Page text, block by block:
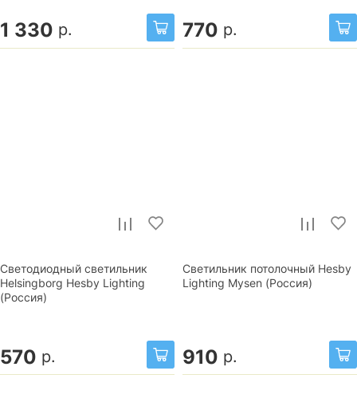
1 330 р. 770 р.
Светодиодный светильник
Helsingborg Hesby Lighting
(Россия)
570 р.
Светильник потолочный Hesby
Lighting Mysen (Россия)
910 р.